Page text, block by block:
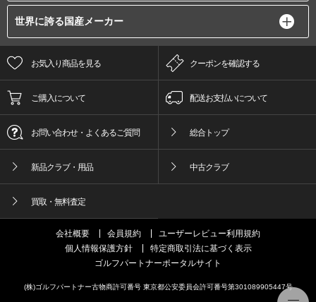
世界に誇る国産メーカー
お気入り商品を見る クーポンを確認する
ご購入について 配送お支払いについて
お問い合わせ・よくあるご質問 総合トップ
新品クラブ・用品 中古クラブ
買取・無料査定
会社概要 会員規約
ユーザーレビュー利用規約
個人情報保護方針
特定商取引法に基づく表示
ゴルフパートナーポータルサイト
(株)ゴルフパートナー古物商許可番号 東京都公安委員会許可番号第301089905447号